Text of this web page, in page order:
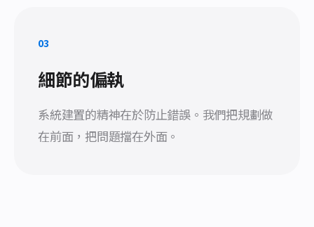
03
細節的偏執
系統建置的精神在於防止錯誤。我們把規劃做
在前面，把問題擋在外面。